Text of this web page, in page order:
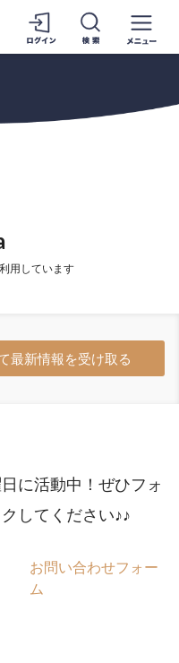
用しています
最新情報を受け取る
に活動中！ぜひフォ
してください♪♪
お問い合わせフォー
ム